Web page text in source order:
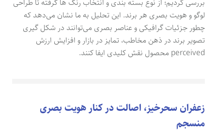
بررسی کردیم؛ از نوع بسته بندی و انتخاب رنگ ها گرفته تا طراحی
لوگو و هویت بصری هر برند. این تحلیل به ما نشان می‌دهد که
چطور جزئیات گرافیکی و عناصر بصری می‌توانند در شکل گیری
تصویر برند در ذهن مخاطب، تمایز در بازار و افزایش ارزش
perceived محصول نقش کلیدی ایفا کنند.
زعفران سحرخیز، اصالت در کنار هویت بصری
منسجم